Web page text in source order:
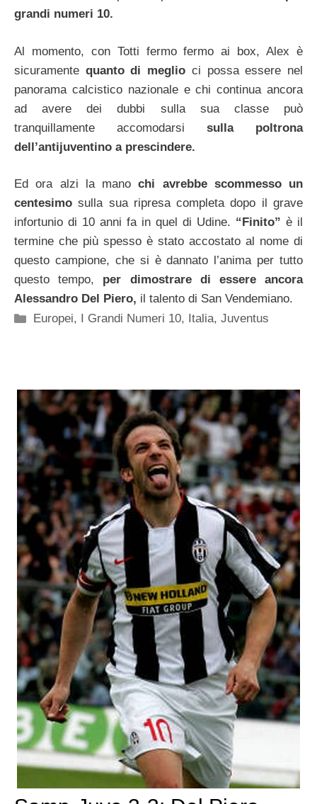
grandi numeri 10.
Al momento, con Totti fermo fermo ai box, Alex è
sicuramente quanto di meglio ci possa essere nel
panorama calcistico nazionale e chi continua ancora
ad avere dei dubbi sulla sua classe può
tranquillamente accomodarsi sulla poltrona
dell’antijuventino a prescindere.
Ed ora alzi la manochi avrebbe scommesso un
centesimosulla sua ripresa completa dopo il grave
infortunio di 10 anni fa in quel di Udine. “Finito” è il
termine che più spesso è stato accostato al nome di
questo campione, che si è dannato l’anima per tutto
questo tempo, per dimostrare di essere ancora
Alessandro Del Piero, il talento di San Vendemiano.
Categorie
Europei, I Grandi Numeri 10, Italia,Juventus